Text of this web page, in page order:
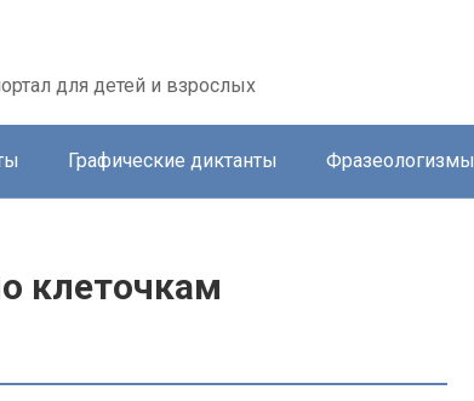
для детей и взрослых
Графические диктанты Фразеологизмы
клеточкам